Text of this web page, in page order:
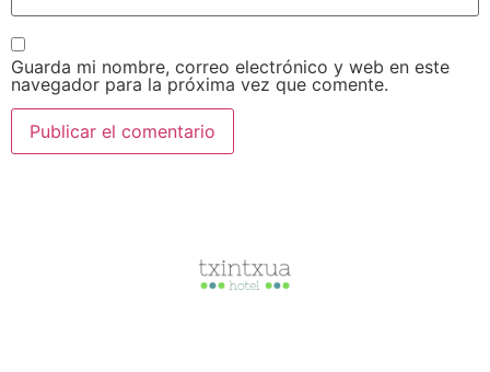
Guarda mi nombre, correo electrónico y web en este
navegador para la próxima vez que comente.